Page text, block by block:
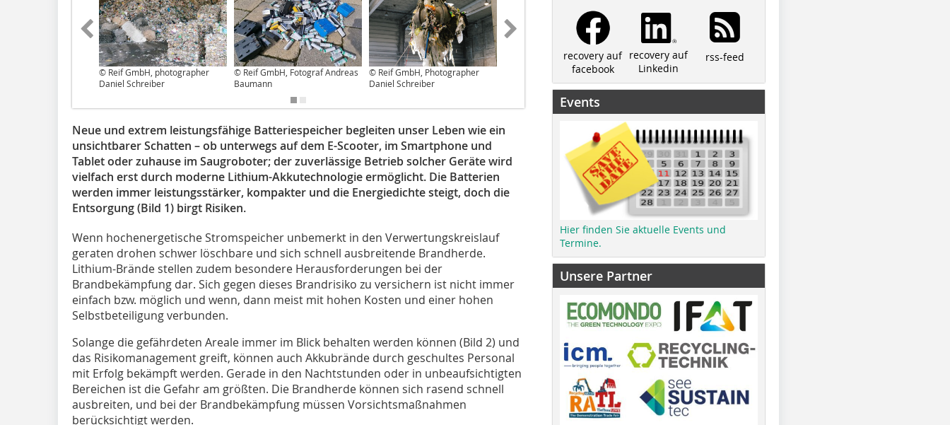
© Reif GmbH, photographer
Daniel Schreiber
© Reif GmbH, Fotograf Andreas
Baumann
© Reif GmbH, Photographer
Daniel Schreiber
© Reif GmbH, Photographer
Wolfgang Gasser
Neue und extrem leistungsfähige Batterie­speicher begleiten unser Leben wie ein
unsichtbarer Schatten – ob unterwegs auf dem E-Scooter, im Smartphone und
Tablet oder zuhause im Saugroboter; der zuverlässige Betrieb solcher Geräte wird
vielfach erst durch moderne Lithium-Akkutechnologie ermöglicht. Die Batterien
werden immer leistungsstärker, kompakter und die Energiedichte steigt, doch die
Entsorgung (Bild 1) birgt Risiken.
Wenn hochenergetische Stromspeicher unbemerkt in den Verwertungskreislauf
geraten drohen schwer löschbare und sich schnell ausbreitende Brandherde.
Lithium-Brände stellen zudem besondere Herausforderungen bei der
Brandbekämpfung dar. Sich gegen dieses Brandrisiko zu versichern ist nicht immer
einfach bzw. möglich und wenn, dann meist mit hohen Kosten und einer hohen
Selbstbeteiligung verbunden.
Solange die gefährdeten Areale immer im Blick behalten werden können (Bild 2) und
das Risikomanagement greift, können auch Akkubrände durch geschultes Personal
mit Erfolg bekämpft werden. Gerade in den Nachtstunden oder in unbeaufsichtigten
Bereichen ist die Gefahr am größten. Die Brandherde können sich rasend schnell
ausbreiten, und bei der Brandbekämpfung müssen Vorsichtsmaßnahmen
berücksichtigt werden.
recovery auf
facebook
recovery auf
Linkedin
rss-feed
Events
Hier finden Sie aktuelle Events und
Termine.
Unsere Partner